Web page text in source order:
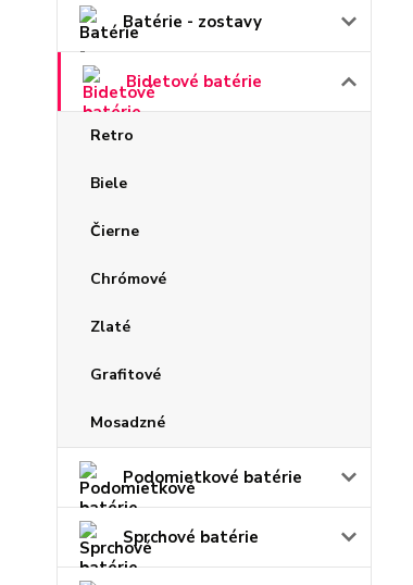
Batérie - zostavy
Bidetové batérie
Retro
Biele
Čierne
Chrómové
Zlaté
Grafitové
Mosadzné
Podomietkové batérie
Sprchové batérie